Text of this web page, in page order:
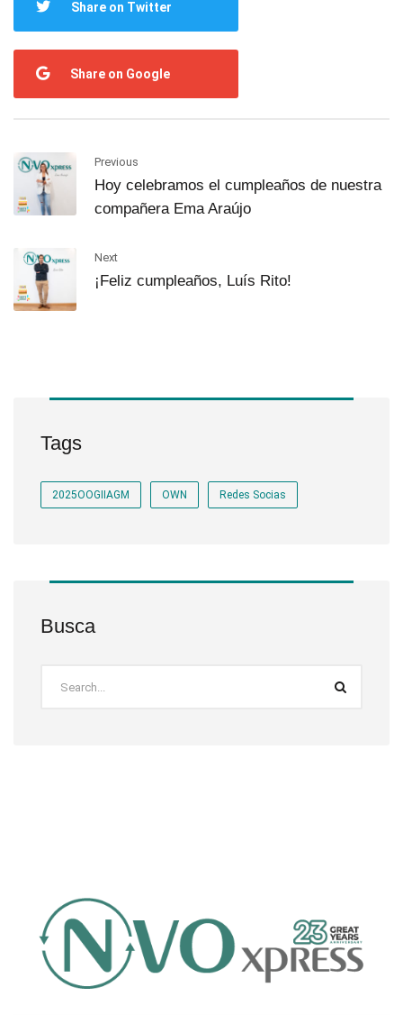
Share on Twitter
Share on Google
Previous
Hoy celebramos el cumpleaños de nuestra
compañera Ema Araújo
Next
¡Feliz cumpleaños, Luís Rito!
Tags
2025OOGIIAGM OWN Redes Socias
Busca